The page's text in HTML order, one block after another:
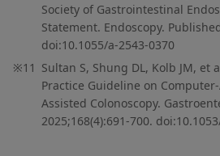
Society of Gastrointestinal
Statement. Endoscopy.
doi:10.1055/a-2543-0370
※11 Sultan S, Shung DL, Kolb JM, et
Practice Guideline on
Assisted Colonoscopy.
2025;168(4):691-700.